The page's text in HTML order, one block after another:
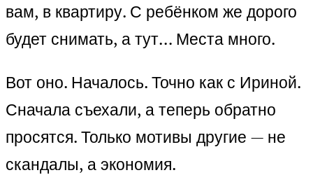
вам, в квартиру. С ребёнком же дорого
будет снимать, а тут… Места много.
Вот оно. Началось. Точно как с Ириной.
Сначала съехали, а теперь обратно
просятся. Только мотивы другие — не
скандалы, а экономия.